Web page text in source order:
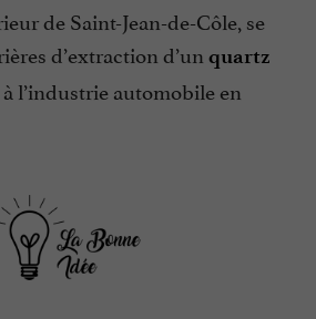
de Saint-Jean-de-Côle, se
d’extraction d’un quartz
l’industrie automobile en